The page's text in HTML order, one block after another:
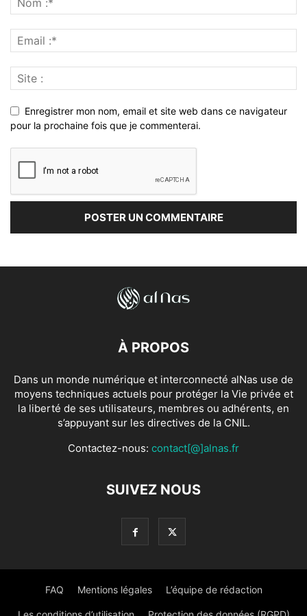
Enregistrer mon nom, email et site web dans ce navigateur
pour la prochaine fois que je commenterai.
À PROPOS
Dans un monde numérique et interconnecté alNas use de
moyens techniques actuels pour protéger la Vie privée et
la liberté de ses utilisateurs, membres ou adhérents, en
s’appuyant sur les directives de la CNIL.
Contactez-nous: contact[@]alnas.fr
SUIVEZ NOUS
FAQ Mentions légales L’équipe de rédaction